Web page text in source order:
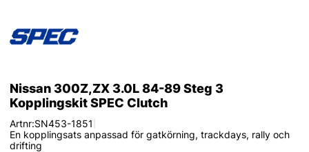
Nissan 300Z,ZX 3.0L 84-89 Steg 3
Kopplingskit SPEC Clutch
Artnr:SN453-1851
En kopplingsats anpassad för gatkörning, trackdays, rally och
drifting